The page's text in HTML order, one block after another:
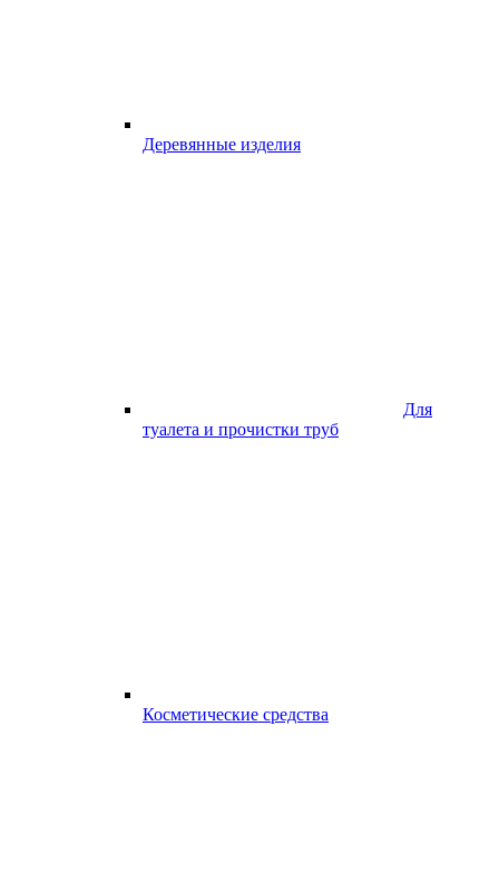
Деревянные изделия
Для
туалета и прочистки труб
Косметические средства